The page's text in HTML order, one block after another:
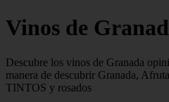
Vinos de
Descubre los vinos de Granada
manera de descubrir Granada,
TINTOS y rosados